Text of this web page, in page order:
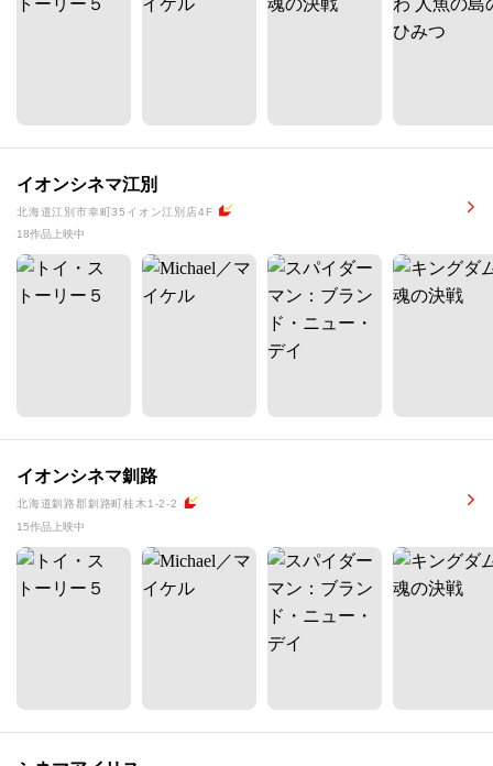
イオンシネマ江別
北海道江別市幸町35イオン江別店4F
18作品上映中
イオンシネマ釧路
北海道釧路郡釧路町桂木1-2-2
15作品上映中